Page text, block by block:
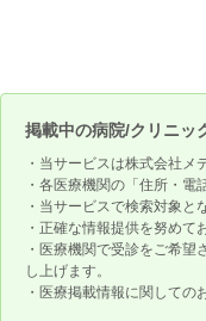
掲載中の病院/クリニッ
・当サービスは株式会社メ
・各医療機関の「住所・
・当サービスで検索対象
・正確な情報提供を努め
・医療機関で受診をご希
し上げます。
・医療掲載情報に関しての